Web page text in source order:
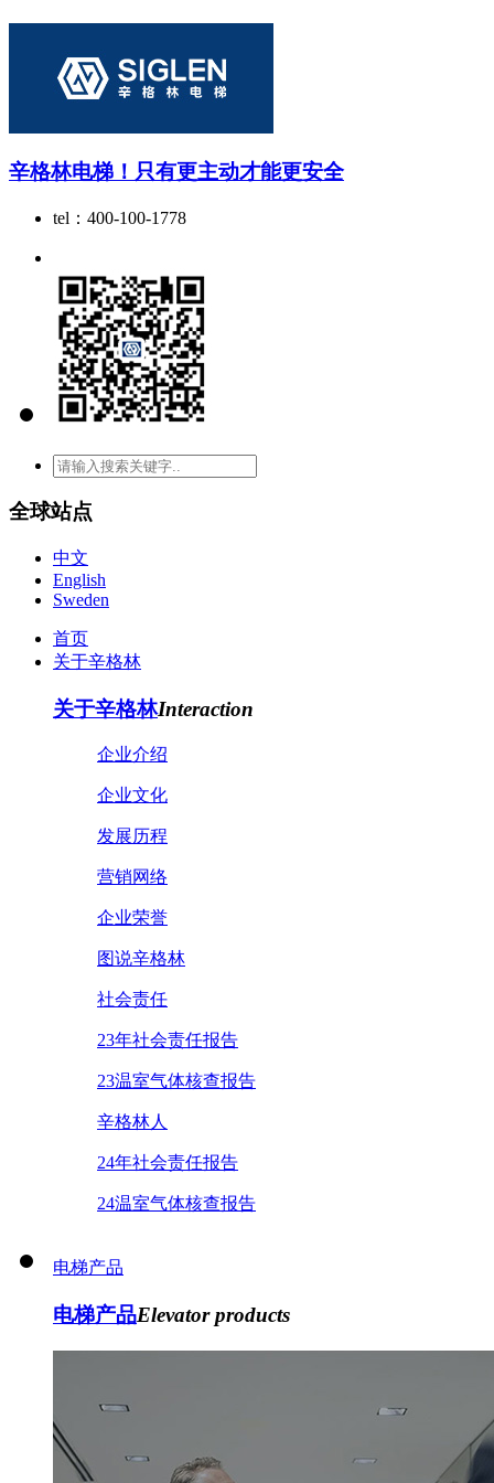
辛格林电梯！只有更主动才能更安全
tel：400-100-1778
全球站点
中文
English
Sweden
首页
关于辛格林
关于辛格林Interaction
企业介绍
企业文化
发展历程
营销网络
企业荣誉
图说辛格林
社会责任
23年社会责任报告
23温室气体核查报告
辛格林人
24年社会责任报告
24温室气体核查报告
电梯产品
电梯产品Elevator products